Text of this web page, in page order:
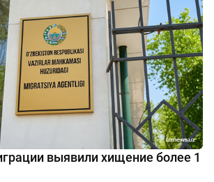
выявили хищение более 1